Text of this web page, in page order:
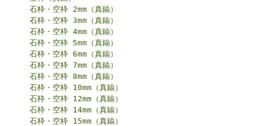
石枠・空枠 2mm（真鍮）
石枠・空枠 3mm（真鍮）
石枠・空枠 4mm（真鍮）
石枠・空枠 5mm（真鍮）
石枠・空枠 6mm（真鍮）
石枠・空枠 7mm（真鍮）
石枠・空枠 8mm（真鍮）
石枠・空枠 10mm（真鍮）
石枠・空枠 12mm（真鍮）
石枠・空枠 14mm（真鍮）
石枠・空枠 15mm（真鍮）